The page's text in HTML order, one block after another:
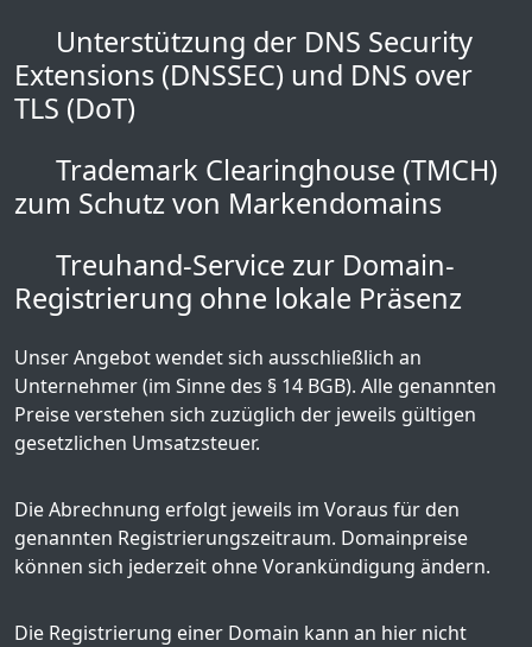
Unterstützung der DNS Security
Extensions (DNSSEC) und DNS over
TLS (DoT)
Trademark Clearinghouse (TMCH)
zum Schutz von Markendomains
Treuhand-Service zur Domain-
Registrierung ohne lokale Präsenz
Unser Angebot wendet sich ausschließlich an
Unternehmer (im Sinne des § 14 BGB). Alle genannten
Preise verstehen sich zuzüglich der jeweils gültigen
gesetzlichen Umsatzsteuer.
Die Abrechnung erfolgt jeweils im Voraus für den
genannten Registrierungszeitraum. Domainpreise
können sich jederzeit ohne Vorankündigung ändern.
Die Registrierung einer Domain kann an hier nicht